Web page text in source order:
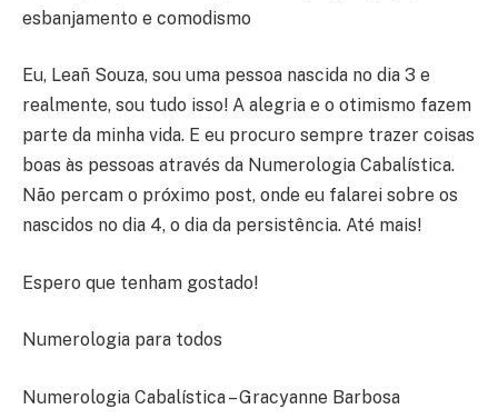
esbanjamento e comodismo
Eu, Leañ Souza, sou uma pessoa nascida no dia 3 e
realmente, sou tudo isso! A alegria e o otimismo fazem
parte da minha vida. E eu procuro sempre trazer coisas
boas às pessoas através da Numerologia Cabalística.
Não percam o próximo post, onde eu falarei sobre os
nascidos no dia 4, o dia da persistência. Até mais!
Espero que tenham gostado!
Numerologia para todos
Numerologia Cabalística – Gracyanne Barbosa